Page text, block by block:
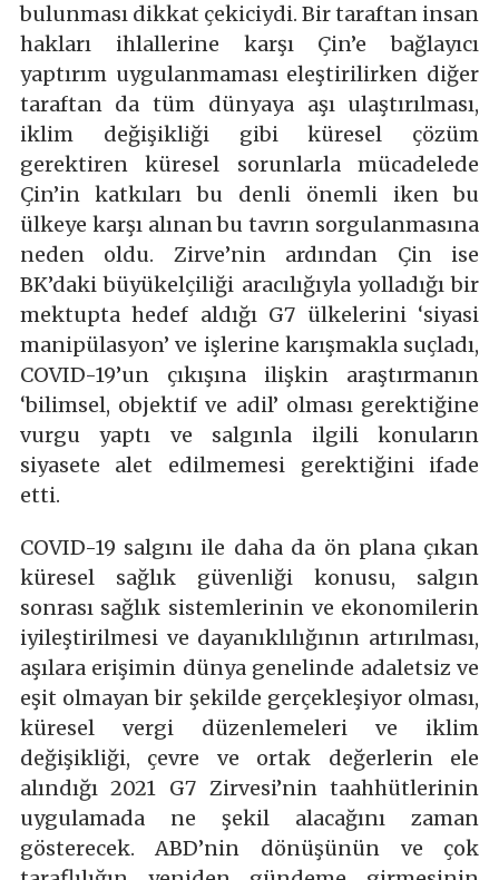
bulunması dikkat çekiciydi. Bir taraftan insan
hakları ihlallerine karşı Çin’e bağlayıcı
yaptırım uygulanmaması eleştirilirken diğer
taraftan da tüm dünyaya aşı ulaştırılması,
iklim değişikliği gibi küresel çözüm
gerektiren küresel sorunlarla mücadelede
Çin’in katkıları bu denli önemli iken bu
ülkeye karşı alınan bu tavrın sorgulanmasına
neden oldu. Zirve’nin ardından Çin ise
BK’daki büyükelçiliği aracılığıyla yolladığı bir
mektupta hedef aldığı G7 ülkelerini ‘siyasi
manipülasyon’ ve işlerine karışmakla suçladı,
COVID-19’un çıkışına ilişkin araştırmanın
‘bilimsel, objektif ve adil’ olması gerektiğine
vurgu yaptı ve salgınla ilgili konuların
siyasete alet edilmemesi gerektiğini ifade
etti.
COVID-19 salgını ile daha da ön plana çıkan
küresel sağlık güvenliği konusu, salgın
sonrası sağlık sistemlerinin ve ekonomilerin
iyileştirilmesi ve dayanıklılığının artırılması,
aşılara erişimin dünya genelinde adaletsiz ve
eşit olmayan bir şekilde gerçekleşiyor olması,
küresel vergi düzenlemeleri ve iklim
değişikliği, çevre ve ortak değerlerin ele
alındığı 2021 G7 Zirvesi’nin taahhütlerinin
uygulamada ne şekil alacağını zaman
gösterecek. ABD’nin dönüşünün ve çok